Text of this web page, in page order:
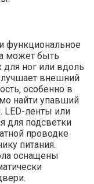
функциональное
может быть
для ног или вдоль
внешний
особенно в
найти упавший
LED-ленты или
для подсветки
проводке
питания.
оснащены